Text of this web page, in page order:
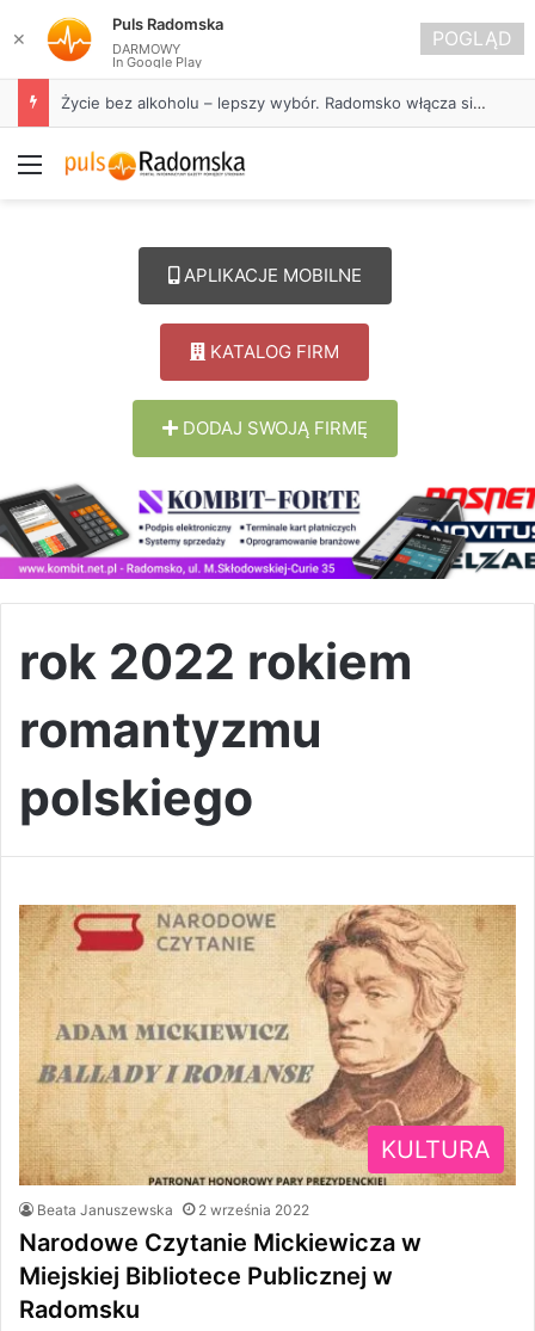
Życie bez alkoholu – lepszy wybór. Radomsko włącza się w Miesiąc Trzeźwości
Menu
APLIKACJE MOBILNE
KATALOG FIRM
DODAJ SWOJĄ FIRMĘ
rok 2022 rokiem
romantyzmu
polskiego
KULTURA
Beata Januszewska 2 września 2022
Narodowe Czytanie Mickiewicza w
Miejskiej Bibliotece Publicznej w
Radomsku
✕
Puls Radomska
DARMOWY
In Google Play
POGLĄD